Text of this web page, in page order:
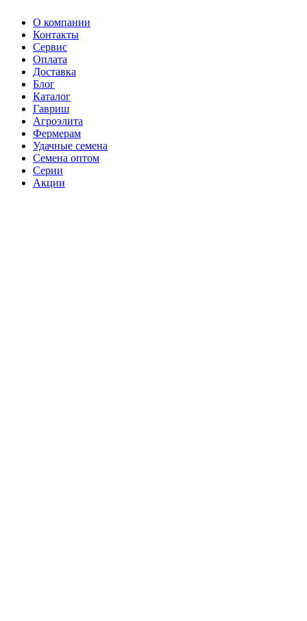
О компании
Контакты
Сервис
Оплата
Доставка
Блог
Каталог
Гавриш
Агроэлита
Фермерам
Удачные семена
Семена оптом
Серии
Акции